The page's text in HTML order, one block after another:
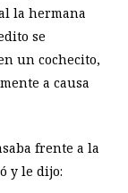
la hermana
se
un cochecito,
a causa
frente a la
y le dijo: